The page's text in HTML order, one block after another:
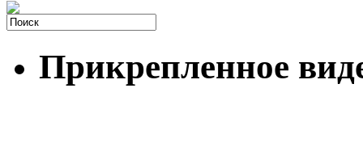
Прикрепленное